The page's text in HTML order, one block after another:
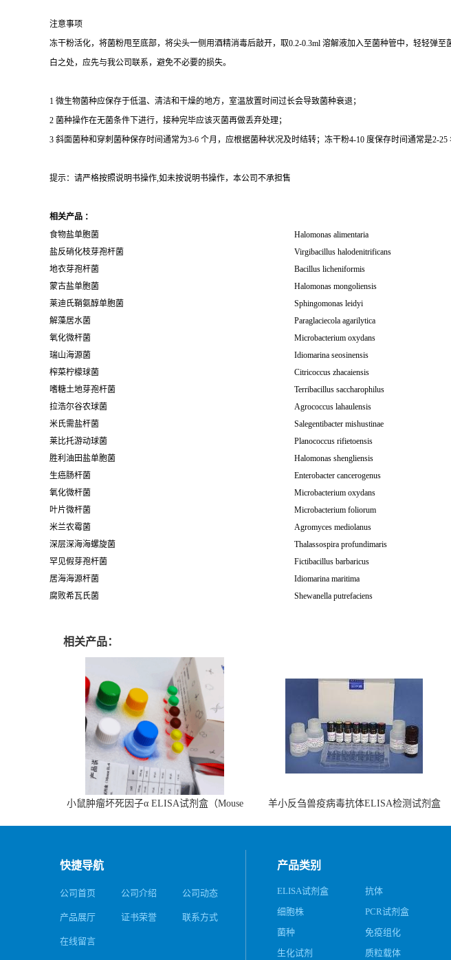
注意事项
冻干粉活化，将菌粉甩至底部，将尖头一侧用酒精消毒后敲开，取0.2-0.3ml 溶解液加入至菌种管中，轻轻弹
白之处，应先与我公司联系，避免不必要的损失。
1 微生物菌种应保存于低温、清洁和干燥的地方，室温放置时间过长会导致菌种衰退；
2 菌种操作在无菌条件下进行，接种完毕应该灭菌再做丢弃处理；
3 斜面菌种和穿刺菌种保存时间通常为3-6 个月，应根据菌种状况及时结转；冻干粉4-10 度保存时间通常是2-25
提示：请严格按照说明书操作,如未按说明书操作，本公司不承担售
相关产品 ：
食物盐单胞菌
Halomonas alimentaria
盐反硝化枝芽孢杆菌
Virgibacillus halodenitrificans
地衣芽孢杆菌
Bacillus licheniformis
蒙古盐单胞菌
Halomonas mongoliensis
莱迪氏鞘氨醇单胞菌
Sphingomonas leidyi
解藻居水菌
Paraglaciecola agarilytica
氧化微杆菌
Microbacterium oxydans
瑞山海源菌
Idiomarina seosinensis
榨菜柠檬球菌
Citricoccus zhacaiensis
嗜糖土地芽孢杆菌
Terribacillus saccharophilus
拉浩尔谷农球菌
Agrococcus lahaulensis
米氏需盐杆菌
Salegentibacter mishustinae
莱比托游动球菌
Planococcus rifietoensis
胜利油田盐单胞菌
Halomonas shengliensis
生癌肠杆菌
Enterobacter cancerogenus
氧化微杆菌
Microbacterium oxydans
叶片微杆菌
Microbacterium foliorum
米兰农霉菌
Agromyces mediolanus
深层深海海螺旋菌
Thalassospira profundimaris
罕见假芽孢杆菌
Fictibacillus barbaricus
居海海源杆菌
Idiomarina maritima
腐败希瓦氏菌
Shewanella putrefaciens
相关产品：
小鼠肿瘤坏死因子α ELISA试剂盒（Mouse
羊小反刍兽疫病毒抗体ELISA检测试剂盒
快捷导航
公司首页 公司介绍 公司动态
产品展厅 证书荣誉 联系方式
在线留言
产品类别
ELISA试剂盒
抗体
细胞株
PCR试剂盒
菌种
免疫组化
生化试剂
质粒载体